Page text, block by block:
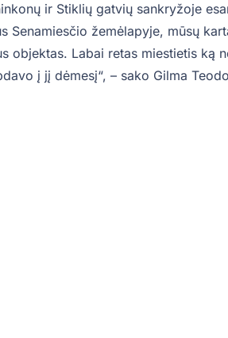
ir Stiklių gatvių sankryžoje
Senamiesčio žemėlapyje, mūsų
objektas. Labai retas miestietis ką
į jį dėmesį“, – sako Gilma